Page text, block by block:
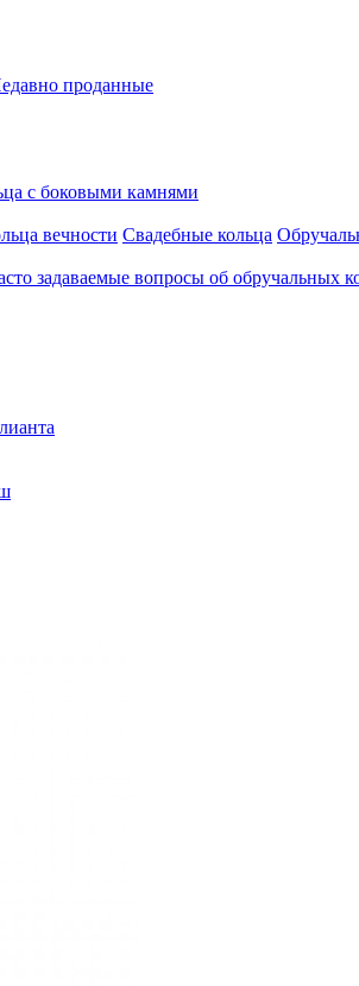
проданные
c боковыми камнями
вечности Свадебные кольца
задаваемые вопросы об обручальных